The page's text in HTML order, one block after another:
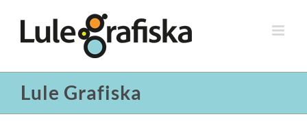
innehållet
Lule Grafiska